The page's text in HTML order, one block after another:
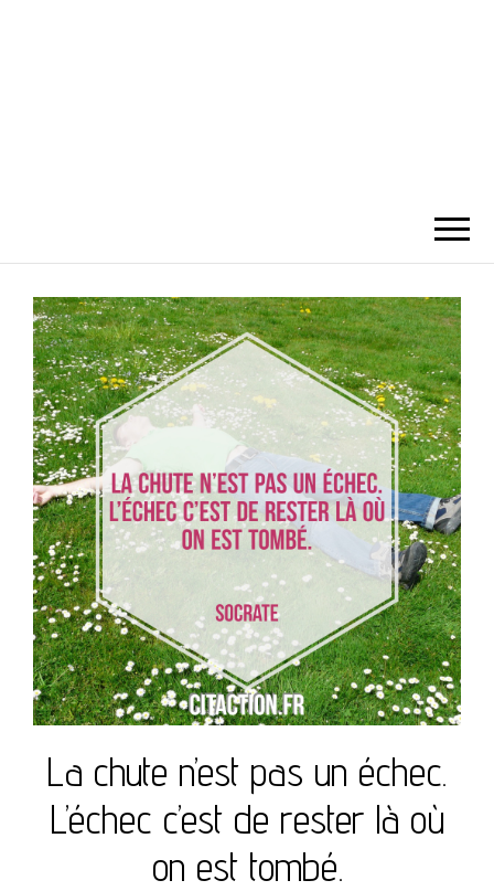
La chute n’est pas un échec.
L’échec c’est de rester là où
on est tombé.